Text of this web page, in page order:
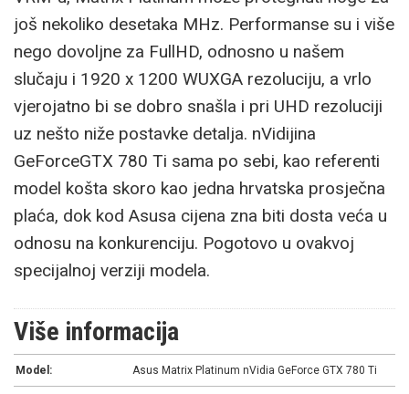
još nekoliko desetaka MHz. Performanse su i više
nego dovoljne za FullHD, odnosno u našem
slučaju i 1920 x 1200 WUXGA rezoluciju, a vrlo
vjerojatno bi se dobro snašla i pri UHD rezoluciji
uz nešto niže postavke detalja. nVidijina
GeForceGTX 780 Ti sama po sebi, kao referenti
model košta skoro kao jedna hrvatska prosječna
plaća, dok kod Asusa cijena zna biti dosta veća u
odnosu na konkurenciju. Pogotovo u ovakvoj
specijalnoj verziji modela.
Više informacija
Model: Asus Matrix Platinum nVidia GeForce GTX 780 Ti